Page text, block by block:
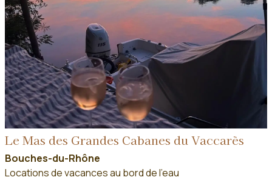
Le Mas des Grandes Cabanes du Vaccarès
Bouches-du-Rhône
Locations de vacances au bord de l'eau